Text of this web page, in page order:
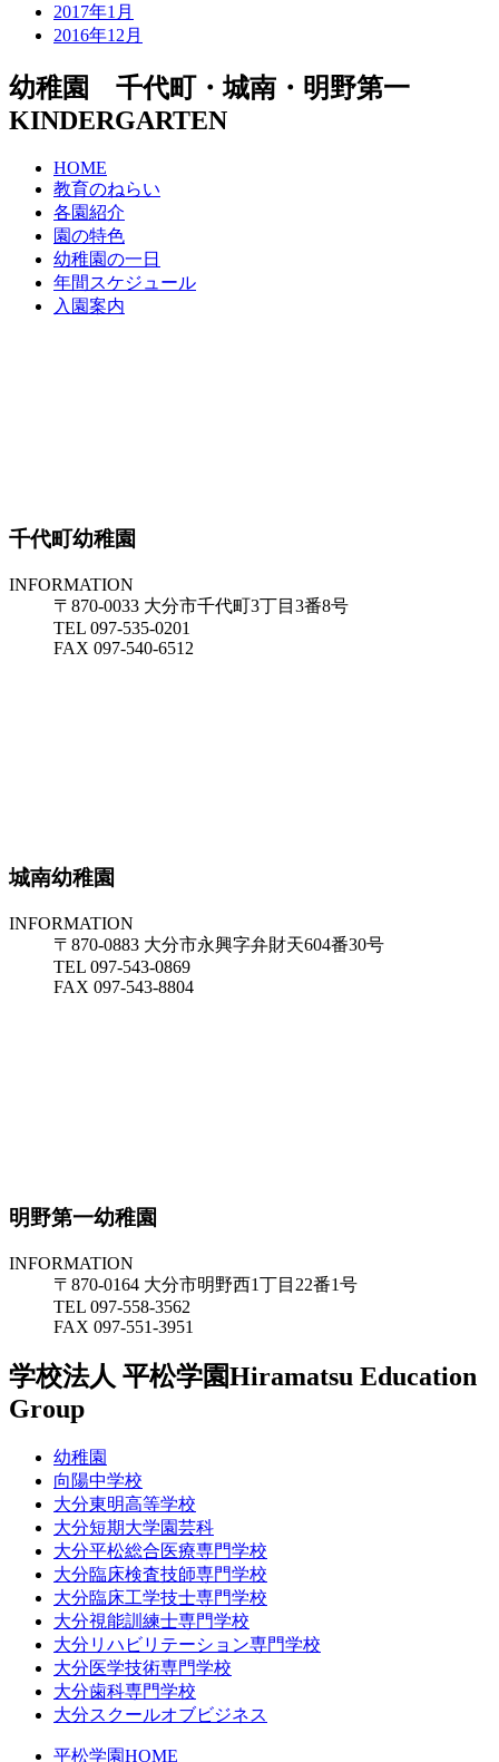
2017年1月
2016年12月
幼稚園 千代町・城南・明野第一
KINDERGARTEN
HOME
教育のねらい
各園紹介
園の特色
幼稚園の一日
年間スケジュール
入園案内
千代町幼稚園
INFORMATION
〒870-0033 大分市千代町3丁目3番8号
TEL 097-535-0201
FAX 097-540-6512
城南幼稚園
INFORMATION
〒870-0883 大分市永興字弁財天604番30号
TEL 097-543-0869
FAX 097-543-8804
明野第一幼稚園
INFORMATION
〒870-0164 大分市明野西1丁目22番1号
TEL 097-558-3562
FAX 097-551-3951
学校法人 平松学園Hiramatsu Education
Group
幼稚園
向陽中学校
大分東明高等学校
大分短期大学園芸科
大分平松総合医療専門学校
大分臨床検査技師専門学校
大分臨床工学技士専門学校
大分視能訓練士専門学校
大分リハビリテーション専門学校
大分医学技術専門学校
大分歯科専門学校
大分スクールオブビジネス
平松学園HOME